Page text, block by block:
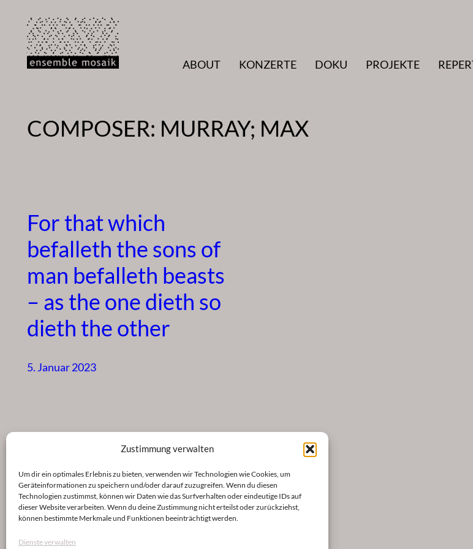
Zustimmung verwalten
Um dir ein optimales Erlebnis zu bieten, verwenden wir Technologien wie Cookies, um
Geräteinformationen zu speichern und/oder darauf zuzugreifen. Wenn du diesen
Technologien zustimmst, können wir Daten wie das Surfverhalten oder eindeutige IDs auf
dieser Website verarbeiten. Wenn du deine Zustimmung nicht erteilst oder zurückziehst,
können bestimmte Merkmale und Funktionen beeinträchtigt werden.
Dienste verwalten
Inhalt
springen
ABOUT
KONZERTE DOKU PROJEKTE
COMPOSER: MURRAY; MAX
For that which
befalleth the sons of
man befalleth beasts
– as the one dieth so
dieth the other
5. Januar 2023